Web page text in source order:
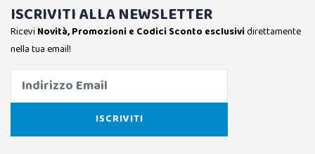
ISCRIVITI ALLA NEWSLETTER
Ricevi Novità, Promozioni e Codici Sconto esclusividirettamente
nella tua email!